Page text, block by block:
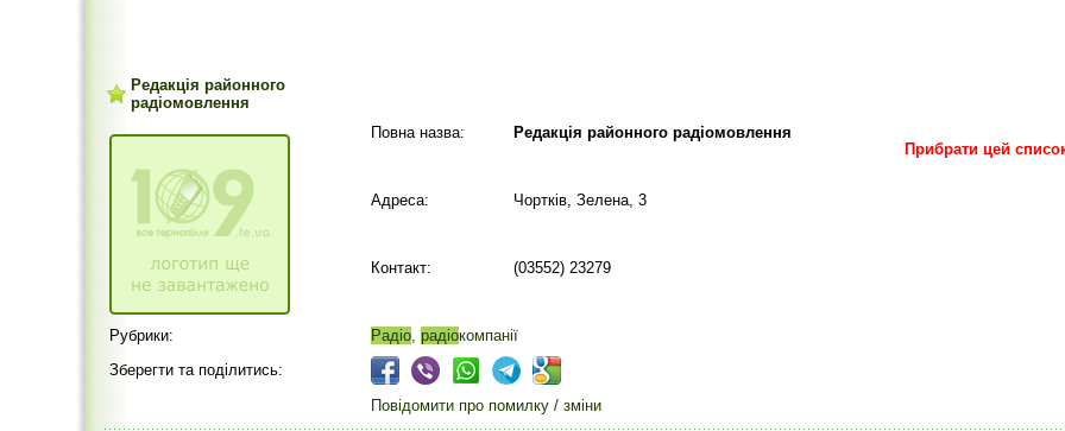
Редакція районного
радіомовлення
Прибрати цей
Повна назва: Редакція районного радіомовлення
Адреса: Чортків, Зелена, 3
Контакт: (03552) 23279
Рубрики: Радіо, радіокомпанії
Зберегти та поділитись:
Повідомити про помилку / зміни